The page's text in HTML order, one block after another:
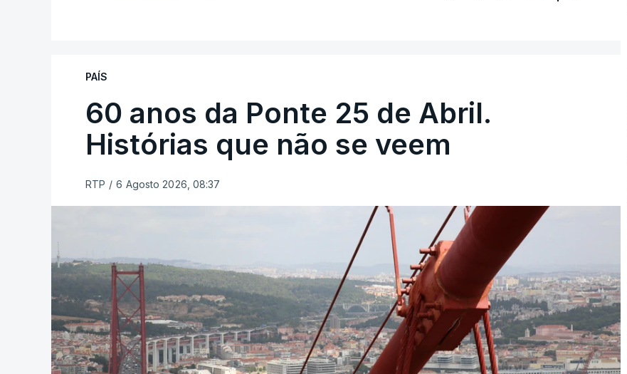
PAÍS
60 anos da Ponte 25 de Abril.
Histórias que não se veem
RTP / 6 Agosto 2026, 08:37